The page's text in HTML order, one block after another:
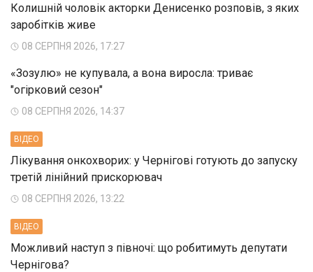
Колишній чоловік акторки Денисенко розповів, з яких
заробітків живе
08 СЕРПНЯ 2026, 17:27
«Зозулю» не купувала, а вона виросла: триває
"огірковий сезон"
08 СЕРПНЯ 2026, 14:37
ВIДЕО
Лікування онкохворих: у Чернігові готують до запуску
третій лінійний прискорювач
08 СЕРПНЯ 2026, 13:22
ВIДЕО
Можливий наступ з півночі: що робитимуть депутати
Чернігова?